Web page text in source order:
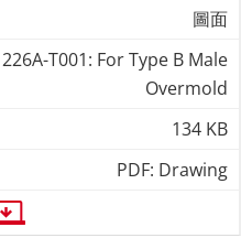
圖面
226A-T001: For Type B Male
Overmold
134 KB
PDF: Drawing